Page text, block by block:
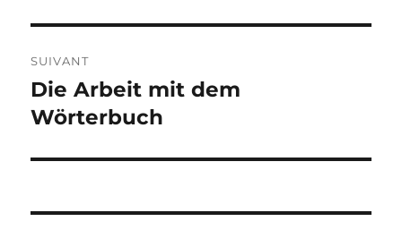
SUIVANT
Publication
suivante :
Die Arbeit mit dem
Wörterbuch